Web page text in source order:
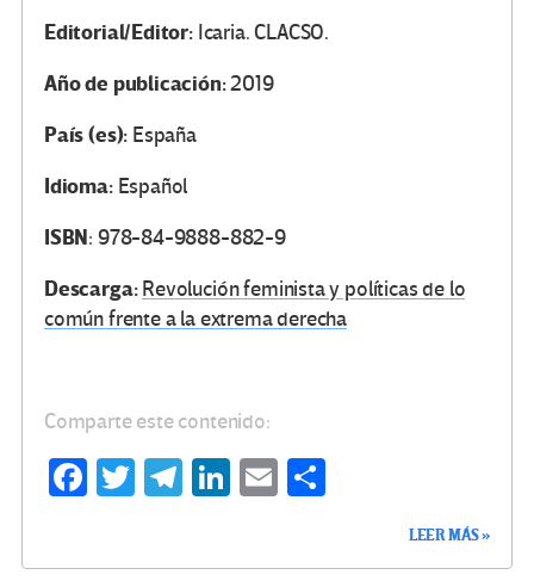
Editorial/Editor: Icaria. CLACSO.
Año de publicación:2019
País (es): España
Idioma:Español
ISBN: 978-84-9888-882-9
Descarga:Revolución feminista y políticas de lo
común frente a la extrema derecha
Comparte este contenido:
Fa T
Te
Li
E
LEER MÁS »